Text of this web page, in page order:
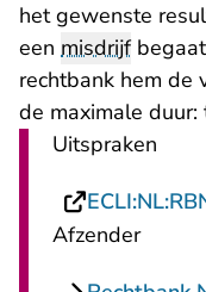
het gewenste
een misdrijfbegaat
rechtbank hem de
de maximale duur:
Uitspraken
Afzender